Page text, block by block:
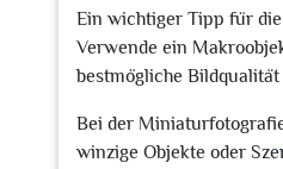
Ein wichtiger Tipp für
Verwende ein
bestmögliche
Bei der
winzige Objekte oder